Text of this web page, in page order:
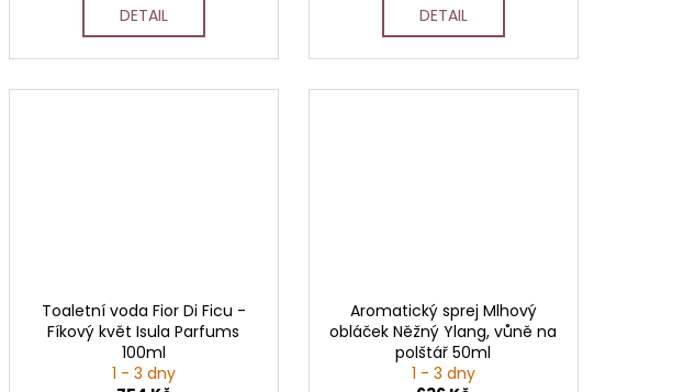
DETAIL DETAIL
Toaletní voda Fior Di Ficu -
Fíkový květ Isula Parfums
100ml
1 - 3 dny
Aromatický sprej Mlhový
obláček Něžný Ylang, vůně na
polštář 50ml
1 - 3 dny